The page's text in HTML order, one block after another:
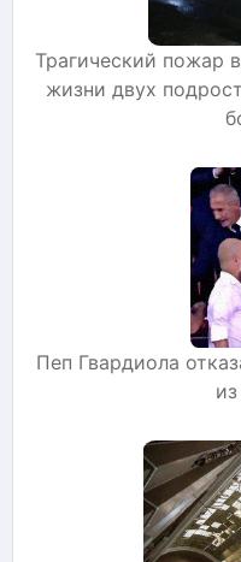
Трагический пожар
жизни двух
Пеп Гвардиола